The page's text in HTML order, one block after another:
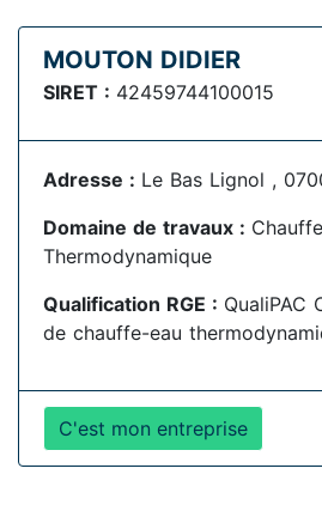
MOUTON DIDIER
SIRET : 42459744100015
Adresse : Le Bas Lignol ,
Domaine de travaux :
Thermodynamique
Qualification RGE : QualiPAC
de chauffe-eau
C'est mon entreprise